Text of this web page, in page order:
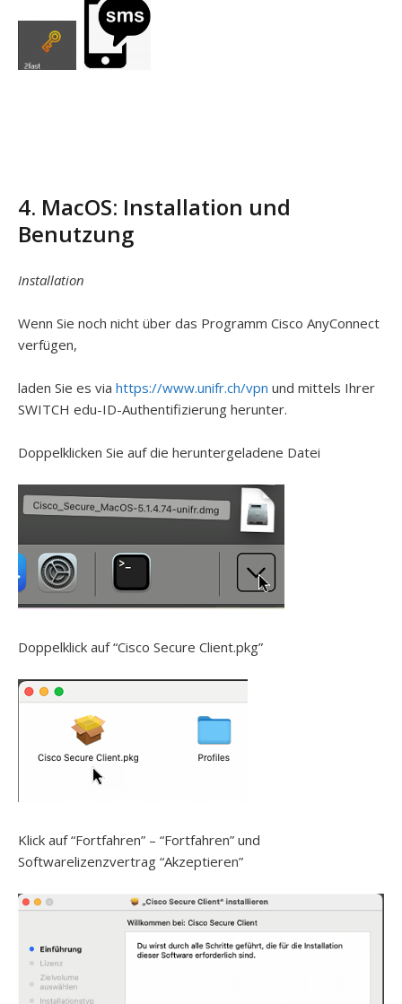
4. MacOS: Installation und
Benutzung
Installation
Wenn Sie noch nicht über das Programm Cisco AnyConnect
verfügen,
laden Sie es via https://www.unifr.ch/vpn und mittels Ihrer
SWITCH edu-ID-Authentifizierung herunter.
Doppelklicken Sie auf die heruntergeladene Datei
Doppelklick auf “Cisco Secure Client.pkg”
Klick auf “Fortfahren” – “Fortfahren” und
Softwarelizenzvertrag “Akzeptieren”